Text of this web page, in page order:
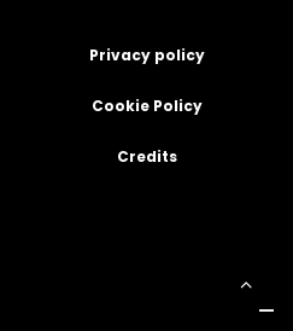
Privacy policy
Cookie Policy
Credits